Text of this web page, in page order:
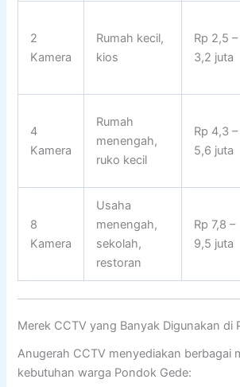
2
Kamera
Rumah kecil,
kios
Rp 2,5 –
3,2 juta
4
Kamera
Rumah
menengah,
ruko kecil
Rp 4,3 –
5,6 juta
8
Kamera
Usaha
menengah,
sekolah,
restoran
Rp 7,8 –
9,5 juta
Merek CCTV yang Banyak Digunakan di
Anugerah CCTV menyediakan berbagai
kebutuhan warga Pondok Gede: